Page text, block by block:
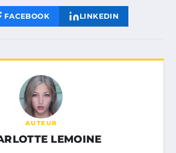
FACEBOOK LINKEDIN
AUTEUR
LEMOINE